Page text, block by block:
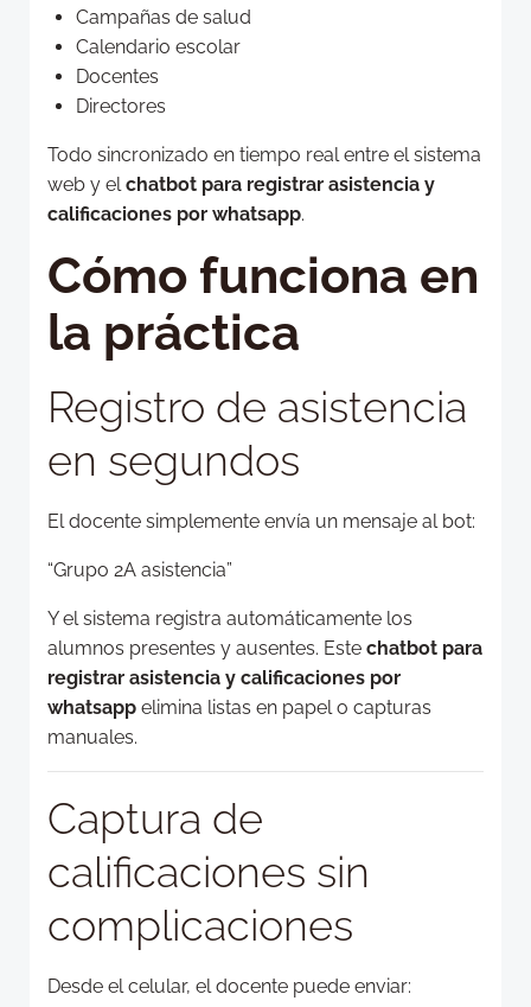
Campañas de salud
Calendario escolar
Docentes
Directores
Todo sincronizado en tiempo real entre el sistema
web y el chatbot para registrar asistencia y
calificaciones por whatsapp.
Cómo funciona en
la práctica
Registro de asistencia
en segundos
El docente simplemente envía un mensaje al bot:
“Grupo 2A asistencia”
Y el sistema registra automáticamente los
alumnos presentes y ausentes. Este chatbot para
registrar asistencia y calificaciones por
whatsapp elimina listas en papel o capturas
manuales.
Captura de
calificaciones sin
complicaciones
Desde el celular, el docente puede enviar: